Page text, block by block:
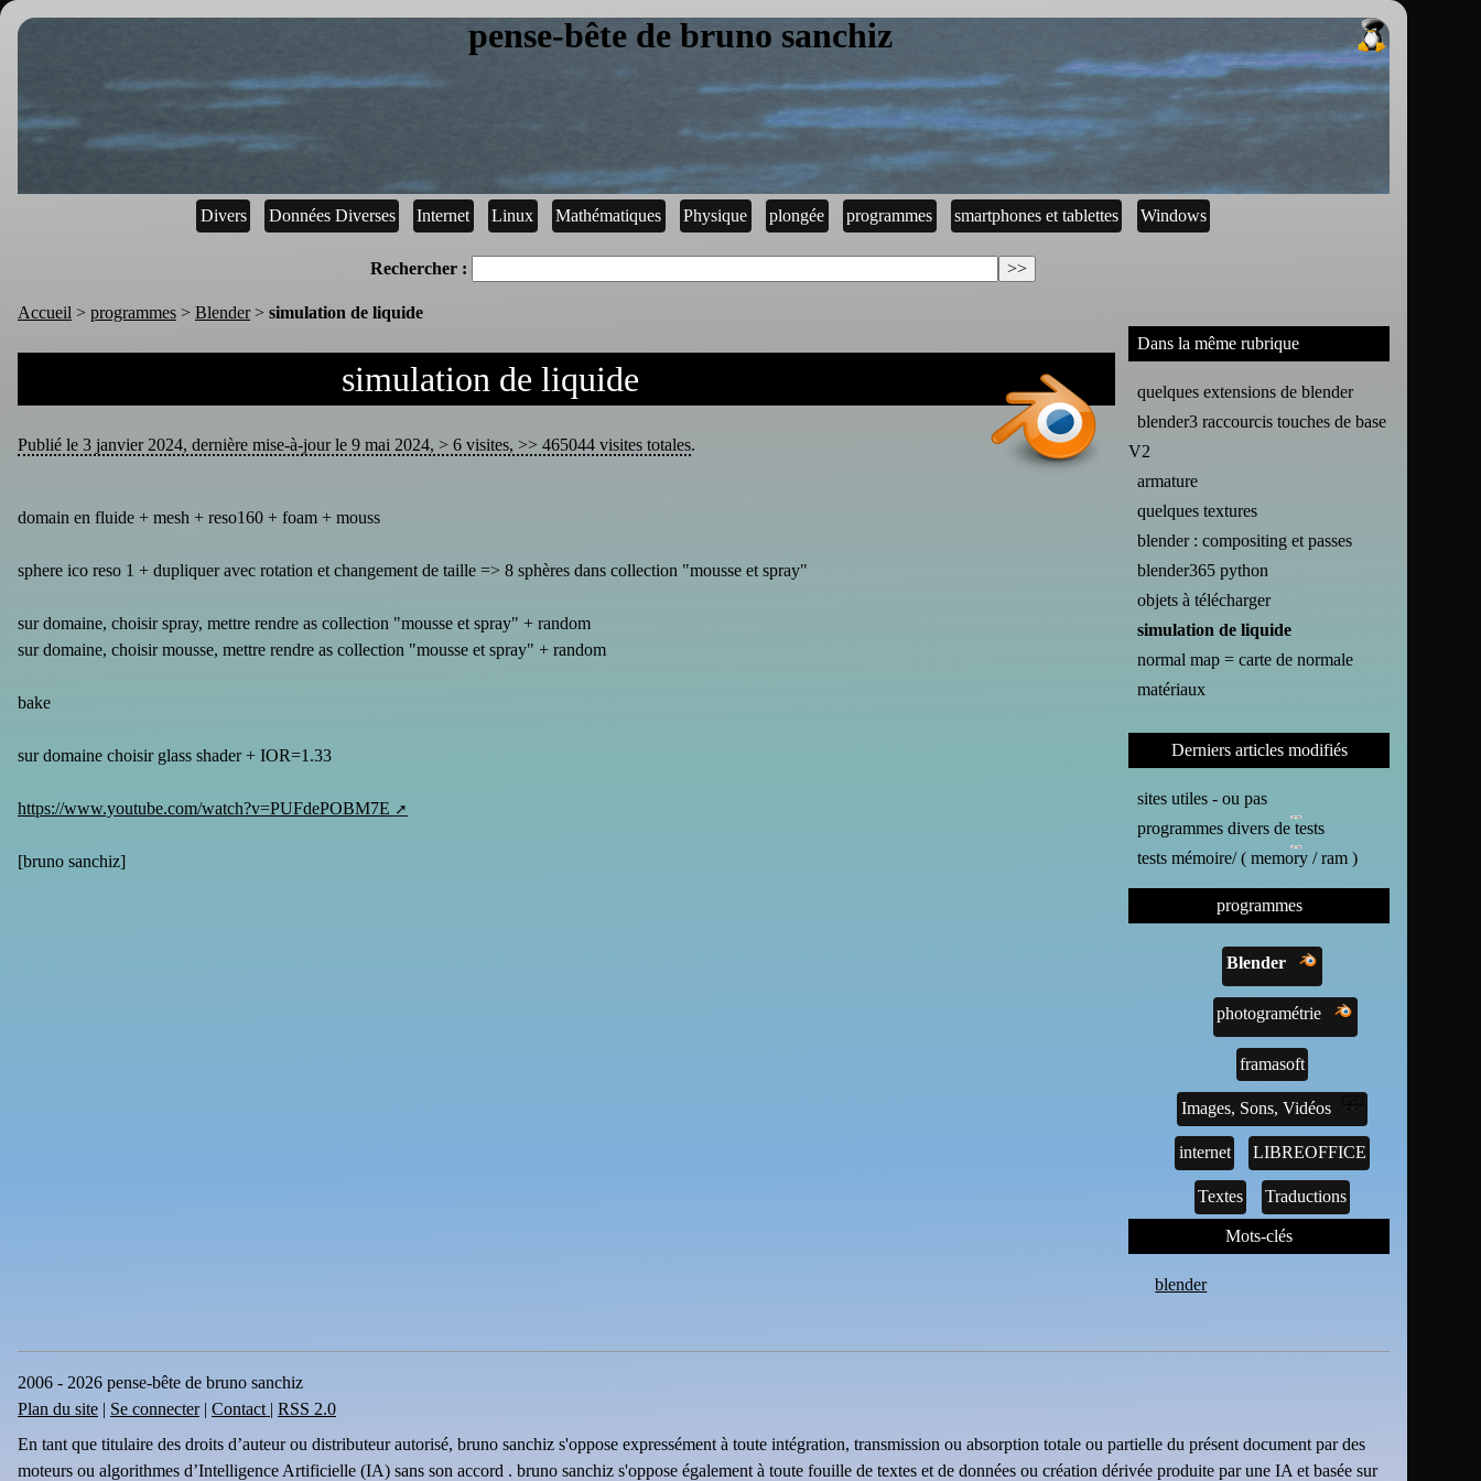
pense-bête de bruno sanchiz
Divers Données Diverses Internet Linux Mathématiques Physique plongée programmes smartphones et tablettes Windows
Rechercher :
Accueil > programmes > Blender> simulation de liquide
simulation de liquide
Publié le 3 janvier 2024, dernière mise-à-jour le 9 mai 2024, > 6 visites, >> 465044 visites totales.
domain en fluide + mesh + reso160 + foam + mouss
sphere ico reso 1 + dupliquer avec rotation et changement de taille => 8 sphères dans collection "mousse et spray"
sur domaine, choisir spray, mettre rendre as collection "mousse et spray" + random
sur domaine, choisir mousse, mettre rendre as collection "mousse et spray" + random
bake
sur domaine choisir glass shader + IOR=1.33
https://www.youtube.com/watch?v=PUFdePOBM7E
[bruno sanchiz]
Dans la même rubrique
quelques extensions de blender
blender3 raccourcis touches de base
V2
armature
quelques textures
blender : compositing et passes
blender365 python
objets à télécharger
simulation de liquide
normal map = carte de normale
matériaux
Derniers articles modifiés
sites utiles - ou pas
programmes divers de tests
tests mémoire/ ( memory / ram )
programmes
Blender
photogramétrie
framasoft
Images, Sons, Vidéos
internet LIBREOFFICE
Textes Traductions
Mots-clés
blender
2006 - 2026 pense-bête de bruno sanchiz
Plan du site | Se connecter| Contact | RSS 2.0
En tant que titulaire des droits d’auteur ou distributeur autorisé, bruno sanchiz s'oppose expressément à toute intégration, transmission ou absorption totale ou partielle du présent document par des
moteurs ou algorithmes d’Intelligence Artificielle (IA) sans son accord . bruno sanchiz s'oppose également à toute fouille de textes et de données ou création dérivée produite par une IA et basée sur